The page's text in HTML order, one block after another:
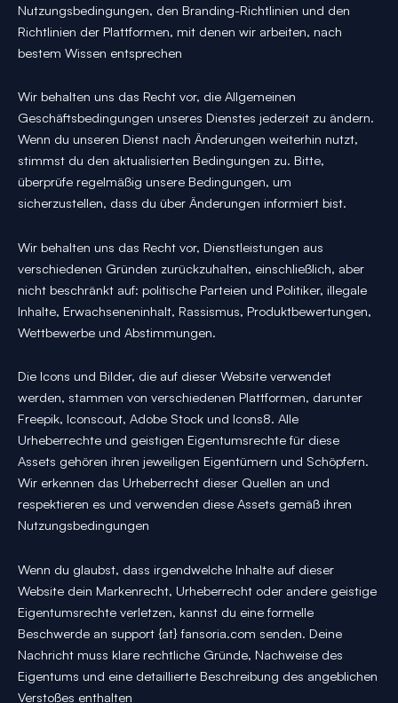
Nutzungsbedingungen, den Branding-Richtlinien und den
Richtlinien der Plattformen, mit denen wir arbeiten, nach
bestem Wissen entsprechen
Wir behalten uns das Recht vor, die Allgemeinen
Geschäftsbedingungen unseres Dienstes jederzeit zu ändern.
Wenn du unseren Dienst nach Änderungen weiterhin nutzt,
stimmst du den aktualisierten Bedingungen zu. Bitte,
überprüfe regelmäßig unsere Bedingungen, um
sicherzustellen, dass du über Änderungen informiert bist.
Wir behalten uns das Recht vor, Dienstleistungen aus
verschiedenen Gründen zurückzuhalten, einschließlich, aber
nicht beschränkt auf: politische Parteien und Politiker, illegale
Inhalte, Erwachseneninhalt, Rassismus, Produktbewertungen,
Wettbewerbe und Abstimmungen.
Die Icons und Bilder, die auf dieser Website verwendet
werden, stammen von verschiedenen Plattformen, darunter
Freepik, Iconscout, Adobe Stock und Icons8. Alle
Urheberrechte und geistigen Eigentumsrechte für diese
Assets gehören ihren jeweiligen Eigentümern und Schöpfern.
Wir erkennen das Urheberrecht dieser Quellen an und
respektieren es und verwenden diese Assets gemäß ihren
Nutzungsbedingungen
Wenn du glaubst, dass irgendwelche Inhalte auf dieser
Website dein Markenrecht, Urheberrecht oder andere geistige
Eigentumsrechte verletzen, kannst du eine formelle
Beschwerde an support {at} fansoria.com senden. Deine
Nachricht muss klare rechtliche Gründe, Nachweise des
Eigentums und eine detaillierte Beschreibung des angeblichen
Verstoßes enthalten